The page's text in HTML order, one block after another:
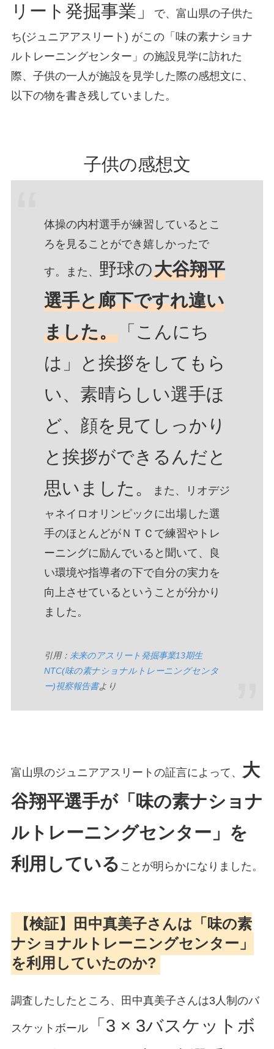
リート発掘事業」
で、富山県の子供た
ち(ジュニアアスリート) がこの「味の素ナショナ
ルトレーニングセンター」の施設見学に訪れた
際、子供の一人が施設を見学した際の感想文に、
以下の物を書き残していました。
子供の感想文
体操の内村選手が練習しているとこ
ろを見ることができ嬉しかったで
す。また、 野球の大谷翔平
選手と廊下ですれ違い
ました。「こんにち
は」と挨拶をしてもら
い、素晴らしい選手ほ
ど、顔を見てしっかり
と挨拶ができるんだと
思いました。
また、リオデジ
ャネイロオリンピックに出場した選
手のほとんどがＮＴＣで練習やトレ
ーニングに励んでいると聞いて、良
い環境や指導者の下で自分の実力を
向上させているということが分かり
ました。
引用： 未来のアスリート発掘事業13期生
NTC(味の素ナショナルトレーニングセンタ
ー)視察報告書より
富山県のジュニアアスリートの証言によって、
大
谷翔平選手が「味の素ナショナ
ルトレーニングセンター」を
利用している ことが明らかになりました。
【検証】田中真美子さんは「味の素
ナショナルトレーニングセンター」
を利用していたのか?
調査したしたところ、田中真美子さんは3人制のバ
スケットボール「3 × 3バスケットボ